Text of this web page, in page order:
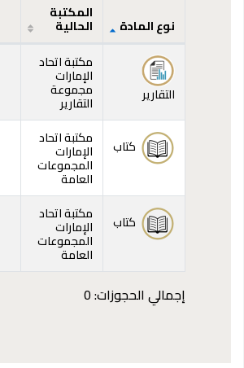
المقتنيات
نوع المادة
المكتبة
الحالية
التقارير
مكتبة اتحاد
الإمارات
مجموعة
التقارير
كتاب
مكتبة اتحاد
الإمارات
المجموعات
العامة
كتاب
مكتبة اتحاد
الإمارات
المجموعات
العامة
إجمالي الحجوزات: 0